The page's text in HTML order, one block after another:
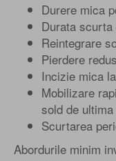
Durere mica
Durata
Reintegrare
Pierdere
Incizie mica
Mobilizare
sold de
Scurtarea
Abordurile minim